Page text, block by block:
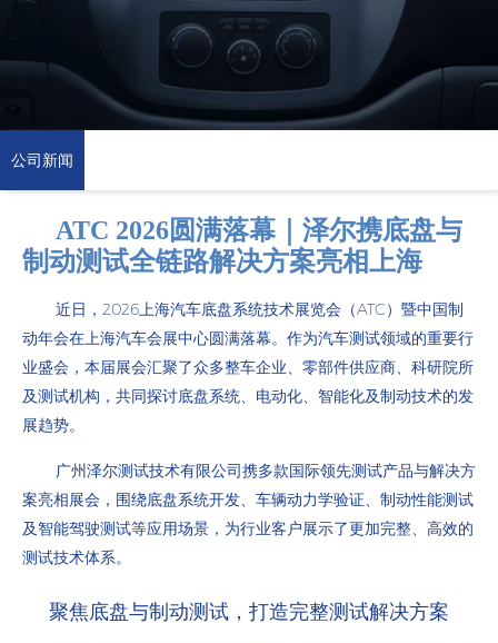
公司新闻
ATC 2026圆满落幕｜泽尔携底盘与
制动测试全链路解决方案亮相上海
近日，2026上海汽车底盘系统技术展览会（ATC）暨中国制
动年会在上海汽车会展中心圆满落幕。作为汽车测试领域的重要行
业盛会，本届展会汇聚了众多整车企业、零部件供应商、科研院所
及测试机构，共同探讨底盘系统、电动化、智能化及制动技术的发
展趋势。
广州泽尔测试技术有限公司携多款国际领先测试产品与解决方
案亮相展会，围绕底盘系统开发、车辆动力学验证、制动性能测试
及智能驾驶测试等应用场景，为行业客户展示了更加完整、高效的
测试技术体系。
聚焦底盘与制动测试，打造完整测试解决方案